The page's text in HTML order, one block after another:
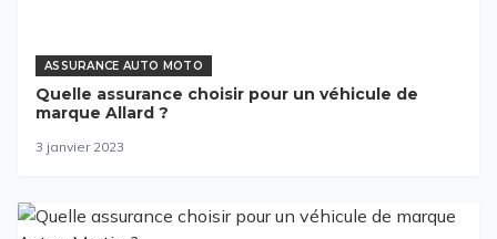
ASSURANCE AUTO MOTO
Quelle assurance choisir pour un véhicule de
marque Allard ?
3 janvier 2023